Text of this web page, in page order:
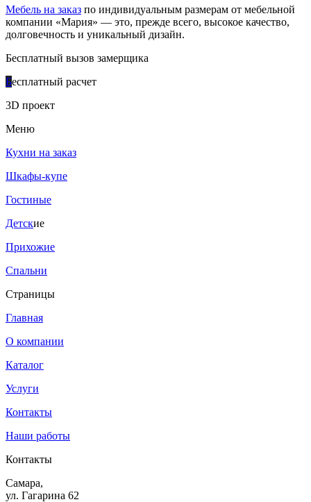
Мебель на заказ по индивидуальным размерам от мебельной
компании «Мария» — это, прежде всего, высокое качество,
долговечность и уникальный дизайн.
Бесплатный вызов замерщика
Бесплатный расчет
3D проект
Меню
Кухни на заказ
Шкафы-купе
Гостиные
Детские
Прихожие
Спальни
Страницы
Главная
О компании
Каталог
Услуги
Контакты
Наши работы
Контакты
Самара,
ул. Гагарина 62